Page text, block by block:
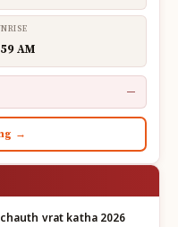
AM
—
→
chauth vrat katha 2026